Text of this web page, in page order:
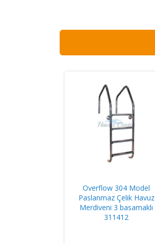
Overflow 304 Model
Paslanmaz Çelik Havuz
Merdiveni 3 basamaklı
311412